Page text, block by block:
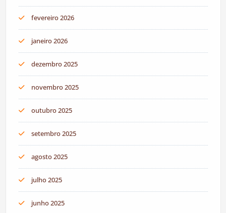
fevereiro 2026
janeiro 2026
dezembro 2025
novembro 2025
outubro 2025
setembro 2025
agosto 2025
julho 2025
junho 2025